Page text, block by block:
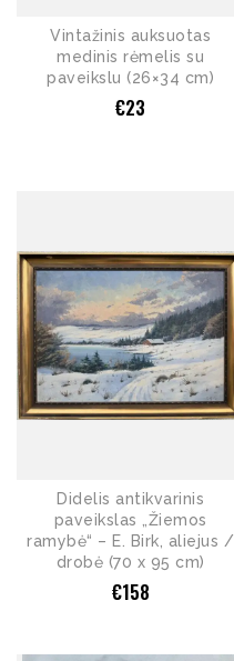
Vintažinis auksuotas
medinis rėmelis su
paveikslu (26×34 cm)
€23
Didelis antikvarinis
paveikslas „Žiemos
ramybė“ – E. Birk, aliejus /
drobė (70 x 95 cm)
€158